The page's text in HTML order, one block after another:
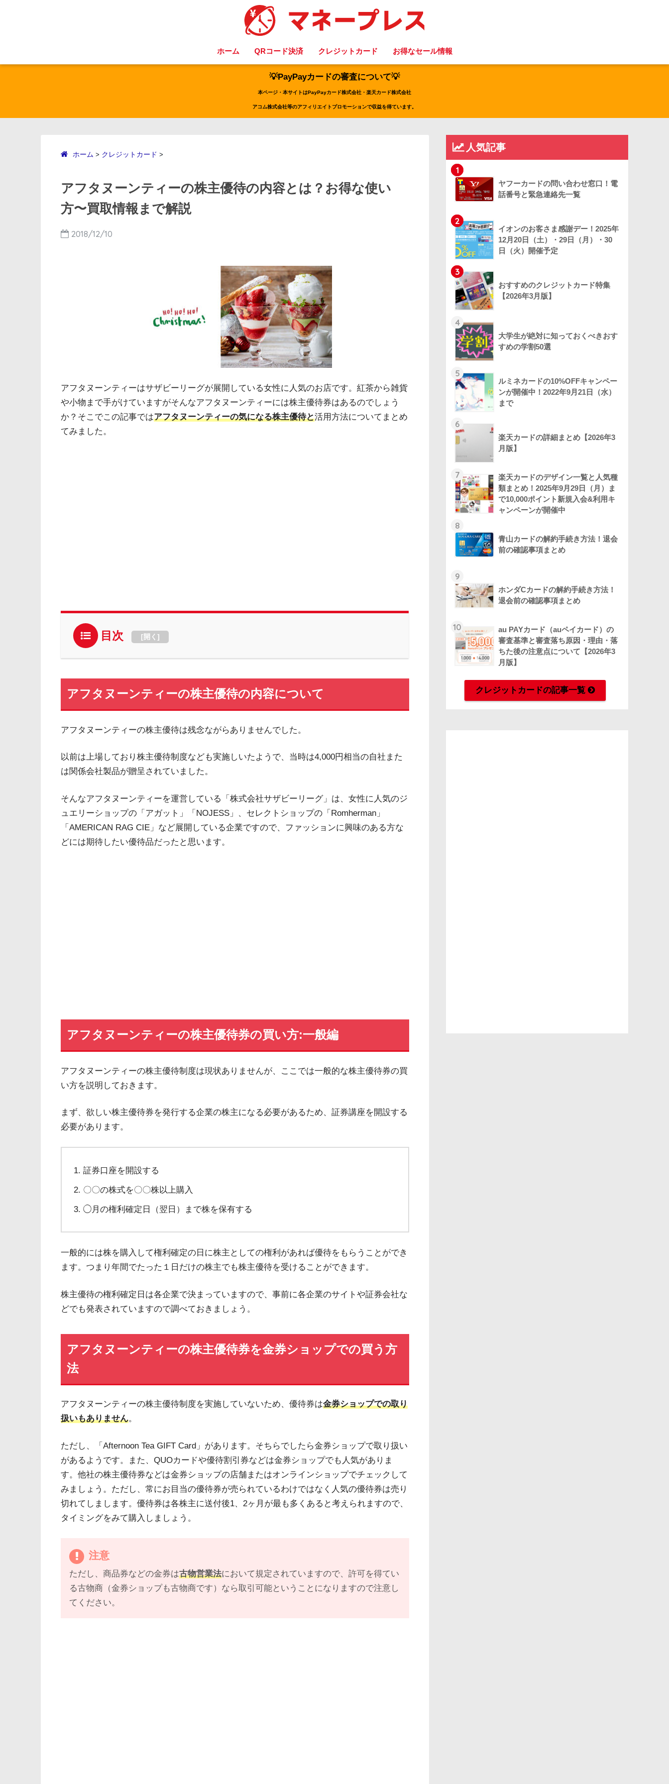
ホーム QRコード決済 クレジットカード お得なセール情報
💡PayPayカードの審査について💡
本ページ・本サイトはPayPayカード株式会社・楽天カード株式会社
アコム株式会社等のアフィリエイトプロモーションで収益を得ています。
ホーム > クレジットカード >
アフタヌーンティーの株主優待の内容とは？お得な使い
方〜買取情報まで解説
2018/12/10
アフタヌーンティーはサザビーリーグが展開している女性に人気のお店です。紅茶から雑貨
や小物まで手がけていますがそんなアフタヌーンティーには株主優待券はあるのでしょう
か？そこでこの記事ではアフタヌーンティーの気になる株主優待と活用方法についてまとめ
てみました。
目次 [開く ]
アフタヌーンティーの株主優待の内容について
アフタヌーンティーの株主優待は残念ながらありませんでした。
以前は上場しており株主優待制度なども実施しいたようで、当時は4,000円相当の自社また
は関係会社製品が贈呈されていました。
そんなアフタヌーンティーを運営している「株式会社サザビーリーグ」は、女性に人気のジ
ュエリーショップの「アガット」「NOJESS」、セレクトショップの「Romherman」
「AMERICAN RAG CIE」など展開している企業ですので、ファッションに興味のある方な
どには期待したい優待品だったと思います。
アフタヌーンティーの株主優待券の買い方:一般編
アフタヌーンティーの株主優待制度は現状ありませんが、ここでは一般的な株主優待券の買
い方を説明しておきます。
まず、欲しい株主優待券を発行する企業の株主になる必要があるため、証券講座を開設する
必要があります。
証券口座を開設する
〇〇の株式を〇〇株以上購入
◯月の権利確定日（翌日）まで株を保有する
一般的には株を購入して権利確定の日に株主としての権利があれば優待をもらうことができ
ます。つまり年間でたった１日だけの株主でも株主優待を受けることができます。
株主優待の権利確定日は各企業で決まっていますので、事前に各企業のサイトや証券会社な
どでも発表されていますので調べておきましょう。
アフタヌーンティーの株主優待券を金券ショップでの買う方
法
アフタヌーンティーの株主優待制度を実施していないため、優待券は金券ショップでの取り
扱いもありません。
ただし、「Afternoon Tea GIFT Card」があります。そちらでしたら金券ショップで取り扱い
があるようです。また、QUOカードや優待割引券などは金券ショップでも人気がありま
す。他社の株主優待券などは金券ショップの店舗またはオンラインショップでチェックして
みましょう。ただし、常にお目当の優待券が売られているわけではなく人気の優待券は売り
切れてしまします。優待券は各株主に送付後1、2ヶ月が最も多くあると考えられますので、
タイミングをみて購入しましょう。
注意
ただし、商品券などの金券は古物営業法において規定されていますので、許可を得てい
る古物商（金券ショップも古物商です）なら取引可能ということになりますので注意し
てください。
人気記事
1
ヤフーカードの問い合わせ窓口！電
話番号と緊急連絡先一覧
2
イオンのお客さま感謝デー！2025年
12月20日（土）・29日（月）・30
日（火）開催予定
3
おすすめのクレジットカード特集
【2026年3月版】
4
大学生が絶対に知っておくべきおす
すめの学割50選
5
ルミネカードの10%OFFキャンペー
ンが開催中！2022年9月21日（水）
まで
6
楽天カードの詳細まとめ【2026年3
月版】
7
楽天カードのデザイン一覧と人気種
類まとめ！2025年9月29日（月）ま
で10,000ポイント新規入会&利用キ
ャンペーンが開催中
8
青山カードの解約手続き方法！退会
前の確認事項まとめ
9
ホンダCカードの解約手続き方法！
退会前の確認事項まとめ
10
au PAYカード（auペイカード）の
審査基準と審査落ち原因・理由・落
ちた後の注意点について【2026年3
月版】
クレジットカードの記事一覧